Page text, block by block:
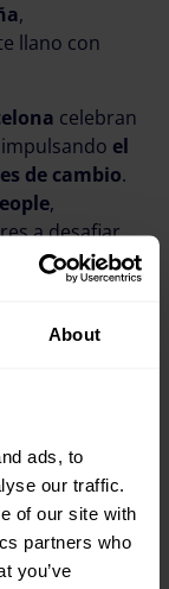
About
ads, to
our traffic.
of our site with
partners who
you’ve
,
llano con
celebran
el
de cambio.
,
a desafiar
nuevas